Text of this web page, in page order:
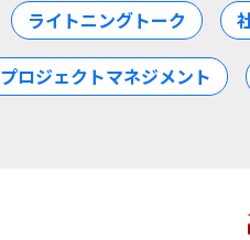
ライトニングトーク
プロジェクトマネジメント